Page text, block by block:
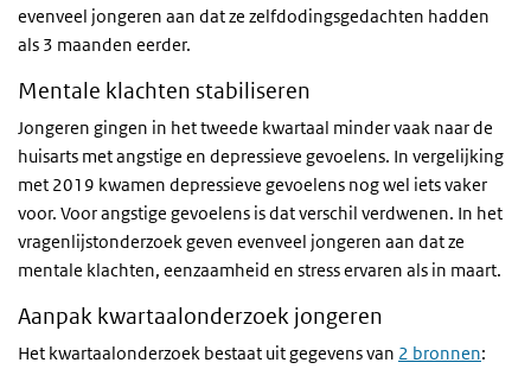
evenveel jongeren aan dat ze zelfdodingsgedachten hadden
als 3 maanden eerder.
Mentale klachten stabiliseren
Jongeren gingen in het tweede kwartaal minder vaak naar de
huisarts met angstige en depressieve gevoelens. In vergelijking
met 2019 kwamen depressieve gevoelens nog wel iets vaker
voor. Voor angstige gevoelens is dat verschil verdwenen. In het
vragenlijstonderzoek geven evenveel jongeren aan dat ze
mentale klachten, eenzaamheid en stress ervaren als in maart.
Aanpak kwartaalonderzoek jongeren
Het kwartaalonderzoek bestaat uit gegevens van 2 bronnen: